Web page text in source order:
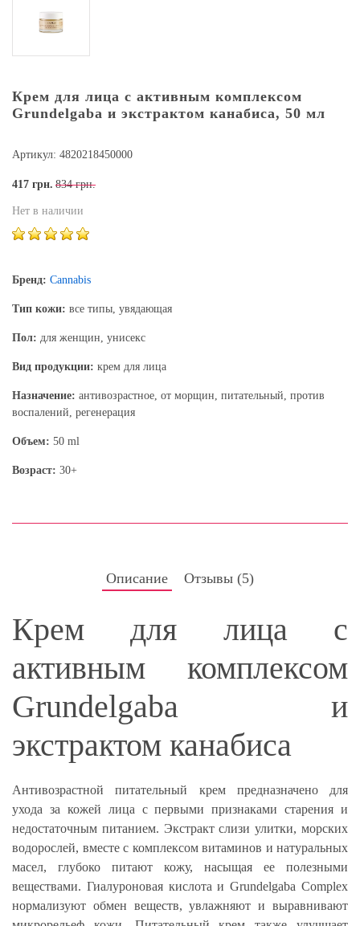
Крем для лица с активным комплексом
Grundelgaba и экстрактом канабиса, 50 мл
Артикул: 4820218450000
417 грн. 834 грн.
Нет в наличии
Бренд: Cannabis
Тип кожи: все типы, увядающая
Пол: для женщин, унисекс
Вид продукции: крем для лица
Назначение: антивозрастное, от морщин, питательный, против
воспалений, регенерация
Объем: 50 ml
Возраст: 30+
Описание Отзывы (5)
Крем для лица с
активным комплексом
Grundelgaba и
экстрактом канабиса
Антивозрастной питательный крем предназначено для
ухода за кожей лица с первыми признаками старения и
недостаточным питанием. Экстракт слизи улитки, морских
водорослей, вместе с комплексом витаминов и натуральных
масел, глубоко питают кожу, насыщая ее полезными
веществами. Гиалуроновая кислота и Grundelgaba Complex
нормализуют обмен веществ, увлажняют и выравнивают